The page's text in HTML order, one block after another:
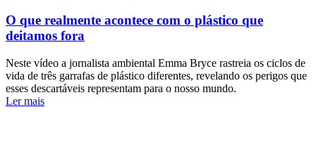
O que realmente acontece com o plástico que
deitamos fora
Neste vídeo a jornalista ambiental Emma Bryce rastreia os ciclos de
vida de três garrafas de plástico diferentes, revelando os perigos que
esses descartáveis representam para o nosso mundo.
Ler mais